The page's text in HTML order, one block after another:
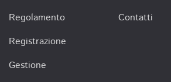
Regolamento
Registrazione
Gestione
Contatti